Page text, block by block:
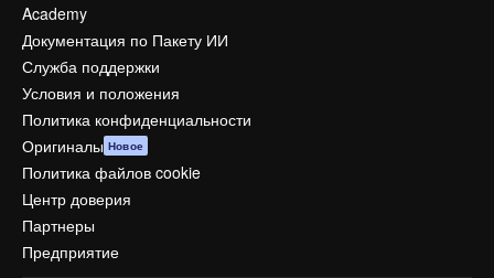
Academy
Документация по Пакету ИИ
Служба поддержки
Условия и положения
Политика конфиденциальности
Оригиналы Новое
Политика файлов cookie
Центр доверия
Партнеры
Предприятие